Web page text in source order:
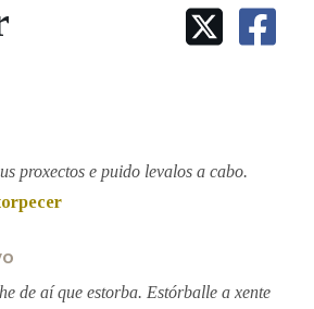
IDENTIDADE CORPORATIVA
MARCIAL DEL ADALID
FIGURAS HOMENAXEADAS
PORTAL DAS PALABRAS
proxectos e puido levalos a cabo.
de aí que estorba. Estórballe a xente